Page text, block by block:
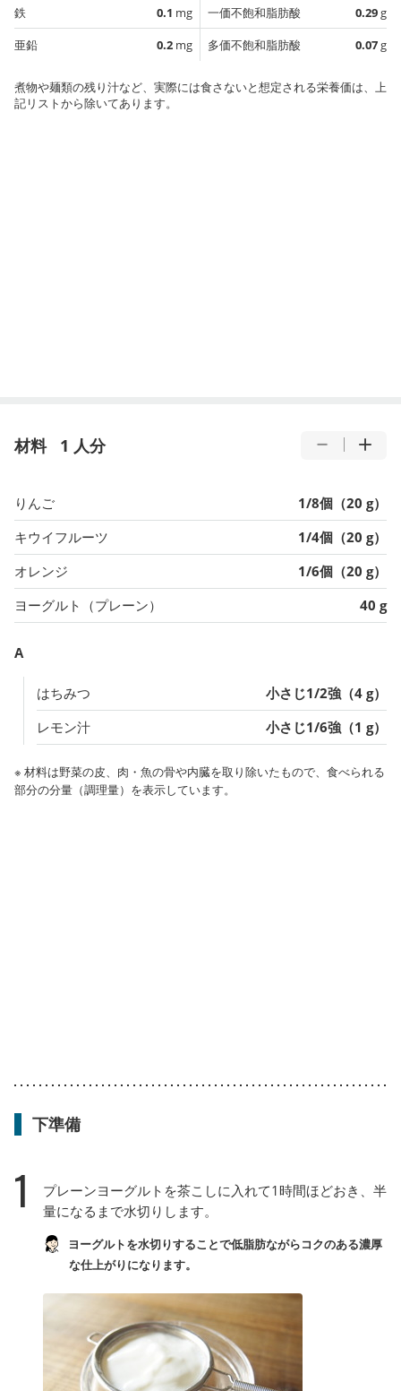
鉄 0.1 mg
亜鉛
0.2 mg
一価不飽和脂肪酸 0.29g
多価不飽和脂肪酸
0.07g
煮物や麺類の残り汁など、実際には食さないと想定される栄養価は、上
記リストから除いてあります。
材料 1 人分
りんご
1/8個（20 g）
キウイフルーツ
1/4個（20 g）
オレンジ
1/6個（20 g）
ヨーグルト（プレーン）
40 g
A
はちみつ
小さじ1/2強（4 g）
レモン汁
小さじ1/6強（1 g）
※ 材料は野菜の皮、肉・魚の骨や内臓を取り除いたもので、食べられる
部分の分量（調理量）を表示しています。
下準備
1
プレーンヨーグルトを茶こしに入れて1時間ほどおき、半
量になるまで水切りします。
ヨーグルトを水切りすることで低脂肪ながらコクのある濃厚
な仕上がりになります。